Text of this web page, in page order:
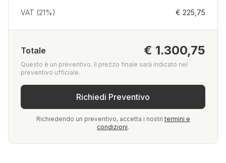
VAT (21%) € 225,75
Totale € 1.300,75
Questo è un preventivo. Il prezzo finale sarà indicato nel
preventivo ufficiale.
Richiedi Preventivo
Richiedendo un preventivo, accetta i nostri termini e
condizioni.